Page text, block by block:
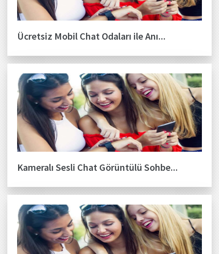
Ücretsiz Mobil Chat Odaları ile Anı...
Kameralı Sesli Chat Görüntülü Sohbe...